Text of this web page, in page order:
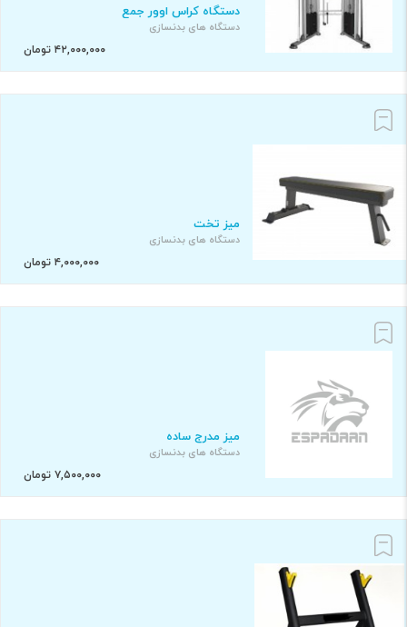
دستگاه کراس اوور جمع
دستگاه های بدنسازی
۴۲,۰۰۰,۰۰۰ تومان
میز تخت
دستگاه های بدنسازی
۴,۰۰۰,۰۰۰ تومان
میز مدرج ساده
دستگاه های بدنسازی
۷,۵۰۰,۰۰۰ تومان